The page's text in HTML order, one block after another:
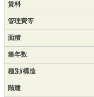
賃料
管理費等
面積
築年数
種別/構造
階建